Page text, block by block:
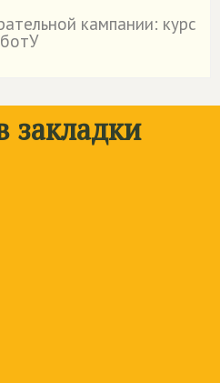
кампании: курс
закладки